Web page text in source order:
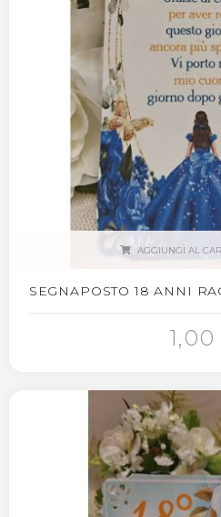
AGGIUNGI AL
SEGNAPOSTO 18 ANNI